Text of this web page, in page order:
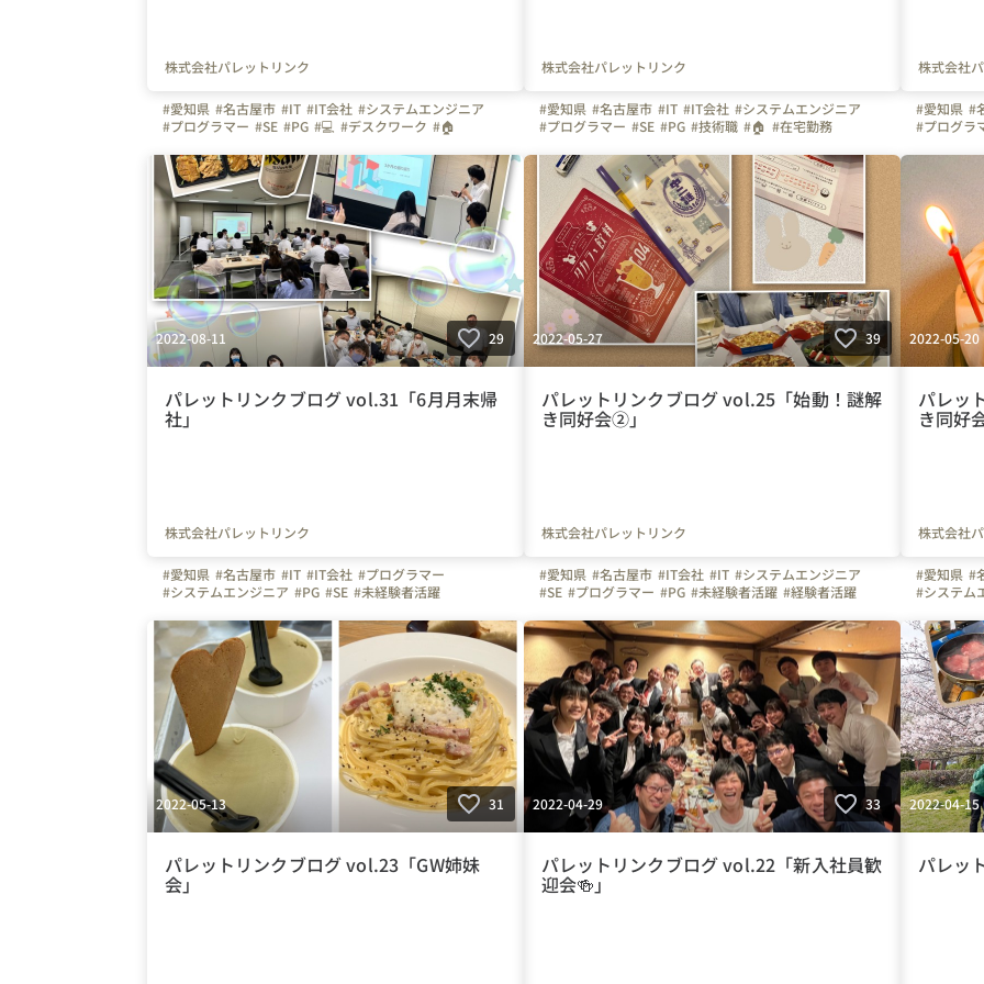
株式会社パレットリンク
#愛知県 #名古屋市 #IT #IT会社 #システムエンジニア
#プログラマー #SE #PG #💻 #デスクワーク #🏠
#伏見ディナー #お祝い #写真で伝える会社の雰囲気
#アットホーム #伏見駅 #業務後の過ごし方
#🍻
#繋がりを大切に #色とりどりの未来をITで
#パレットリンク #パレットリンクブログ #未経験者活躍
#経験者活躍 #中小企業 #文理不問 #エンジニア
株式会社パレットリンク
#愛知県 #名古屋市 #IT #IT会社 #システムエンジニア
#プログラマー #SE #PG #技術職 #🏠 #在宅勤務
#休日 #休日の過ごし方 #同好会 #同好会活動 #謎解き
#謎解き同好会 #日常 #写真で伝える会社の雰囲気
#雰囲気 #明るい #繋がりを大切に
#色とりどりの未来をITで #パレットリンク
#パレットリンクブログ
株式会社
#愛知県 #
#プログラ
#💻 #デス
#写真で
#ネームタ
#色とり
#パレッ
#新入社員
2022-08-11 29
パレットリンクブログ vol.31「6月月末帰
社」
株式会社パレットリンク
#愛知県 #名古屋市 #IT #IT会社 #プログラマー
#システムエンジニア #PG #SE #未経験者活躍
#写真で伝える会社の雰囲気 #会社の雰囲気 #明るい
#社員の雰囲気 #社員の繋がり #🏠
#在宅勤務
#💻 #デスクワーク #月末帰社 #研修
#研修結果報告会 #新人研修
#成長できる環境
#相談しやすい環境 #繋がりを大切に
#色とりどりの未来をITで
#パレットリンク
#パレットリンクブログ
2022-05-27 39
パレットリンクブログ vol.25「始動！謎解
き同好会②」
株式会社パレットリンク
#愛知県 #名古屋市 #IT会社 #IT #システムエンジニア
#SE #プログラマー #PG #未経験者活躍 #経験者活躍
#座ってできる仕事 #🏠 #在宅勤務 #テレワーク #技術職
#休日 #土日祝日休み #完全週休２日制 #休日の過ごし方
#同好会 #同好会活動 #社員のつながり #会社の雰囲気
#明るい #明るい雰囲気 #日常 #謎解き同好会
#繋がりを大切に #色とりどりの未来をITで
#パレットリンク #パレットリンクブログ
2022-05-20
パレッ
き同好
株式会社
#愛知県 #
#システム
#文理不問
#デスクワ
#休みの日
#同期 #同
#繋がりを
#パレット
2022-05-13 31
パレットリンクブログ vol.23「GW姉妹
会」
2022-04-29 33
パレットリンクブログ vol.22「新入社員歓
迎会🍻」
2022-04-15
パレッ